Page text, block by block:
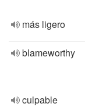
más ligero
blameworthy
culpable